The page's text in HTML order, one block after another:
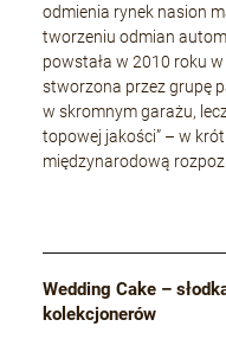
odmienia rynek nasion
tworzeniu odmian
powstała w 2010 roku
stworzona przez grupę
w skromnym garażu,
topowej jakości” – w
międzynarodową
Wedding Cake –
kolekcjonerów